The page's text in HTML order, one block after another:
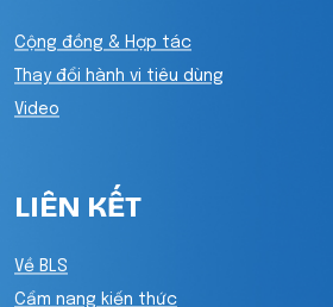
Cộng đồng & Hợp tác
Thay đổi hành vi tiêu dùng
Video
LIÊN KẾT
Về BLS
Cẩm nang kiến thức